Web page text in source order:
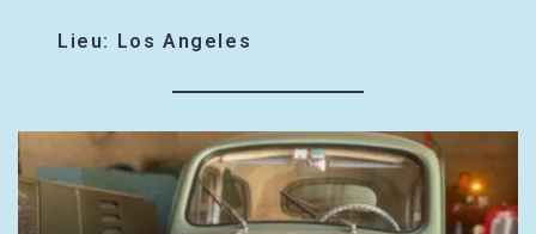
Lieu: Los Angeles